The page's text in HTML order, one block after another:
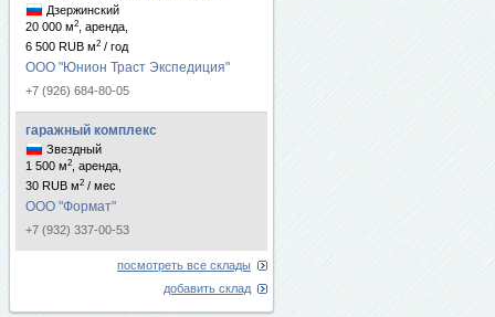
Дзержинский
20 000 м2
, аренда,
6 500 RUB м2 / год
ООО "Юнион Траст Экспедиция"
+7 (926) 684-80-05
гаражный комплекс
Звездный
1 500 м2
, аренда,
30 RUB м2 / мес
ООО "Формат"
+7 (932) 337-00-53
посмотреть все склады
добавить склад